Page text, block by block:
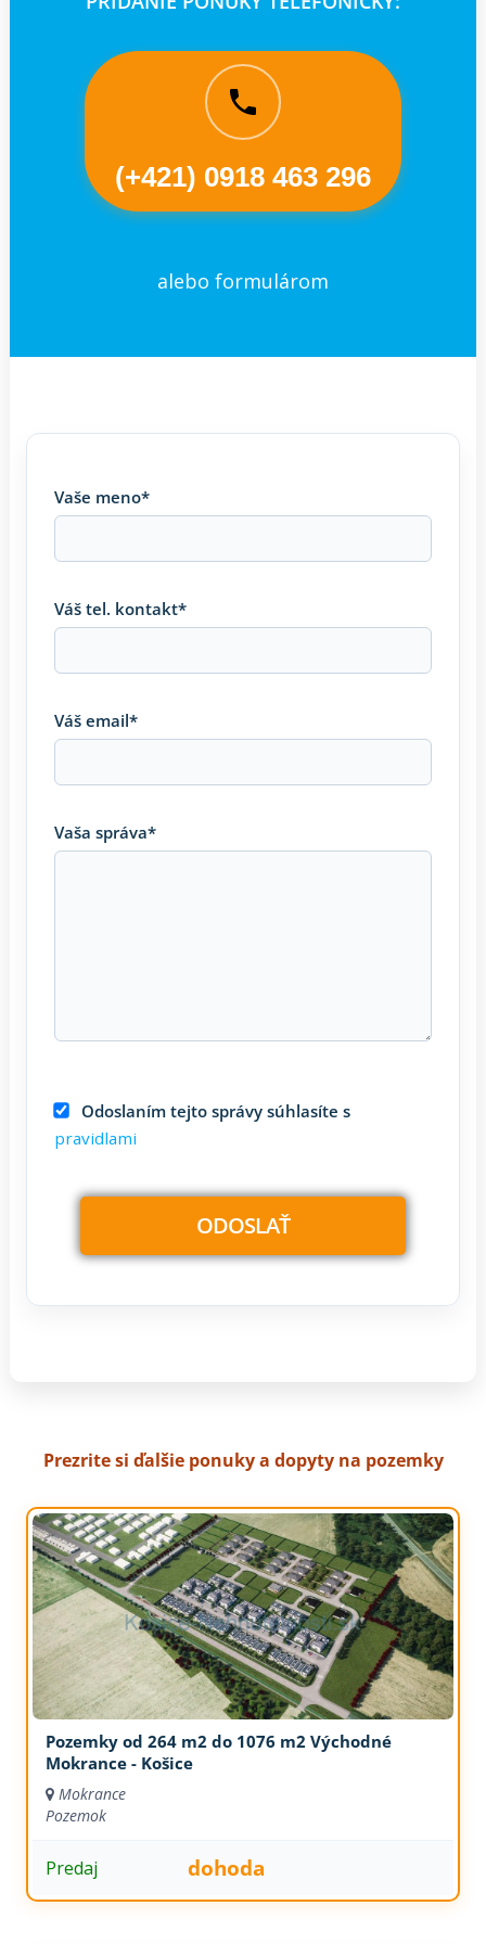
(+421) 0918 463 296
alebo formulárom
Vaše meno*
Váš tel. kontakt*
Váš email*
Vaša správa*
Odoslaním tejto správy súhlasíte s
pravidlami
Prezrite si ďalšie ponuky a dopyty na pozemky
Pozemky od 264 m2 do 1076 m2 Východné
Mokrance - Košice
Mokrance
Pozemok
Predaj dohoda